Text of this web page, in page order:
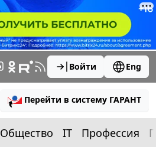
Войти Eng
Перейти в систему ГАРАНТ
Общество IT Профессия